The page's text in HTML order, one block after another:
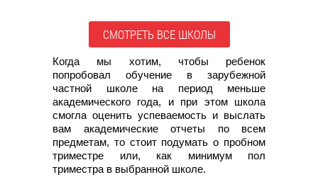
СМОТРЕТЬ ВСЕ ШКОЛЫ
Когда мы хотим, чтобы ребенок
попробовал обучение в зарубежной
частной школе на период меньше
академического года, и при этом школа
смогла оценить успеваемость и выслать
вам академические отчеты по всем
предметам, то стоит подумать о пробном
триместре или, как минимум пол
триместра в выбранной школе.